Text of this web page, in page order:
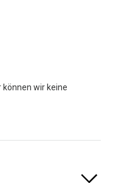
können wir keine